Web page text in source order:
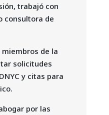
trabajó con
consultora de
de la
solicitudes
y citas para
por las